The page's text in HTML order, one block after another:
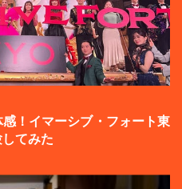
！イマーシブ・フォート東
てみた